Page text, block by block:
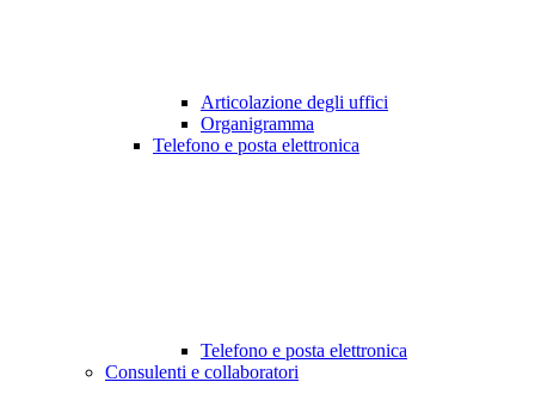
Articolazione degli uffici
Organigramma
Telefono e posta elettronica
Telefono e posta elettronica
Consulenti e collaboratori